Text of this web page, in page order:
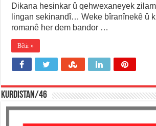
Dikana hesinkar û qehwexaneyek
lingan sekinandî… Weke bîranînekê û
romanê her dem bandor …
Bêtir »
KURDISTAN/46